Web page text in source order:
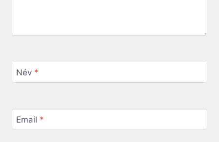
Név *
Email *